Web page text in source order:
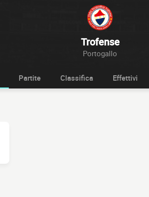
Trofense
Portogallo
Partite Classifica Effettivi